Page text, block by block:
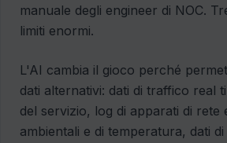
manuale degli engineer di NOC.
limiti enormi.
L'AI cambia il gioco perché
dati alternativi: dati di traffico real
del servizio, log di apparati di rete
ambientali e di temperatura, dati